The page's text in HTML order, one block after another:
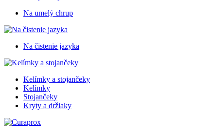
Na umelý chrup
Na čistenie jazyka
Kelímky a stojančeky
Kelímky
Stojančeky
Kryty a držiaky